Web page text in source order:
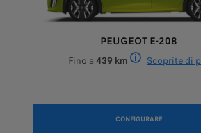
PEUGEOT E-208
Fino a 439 km Scoprite di
CONFIGURARE